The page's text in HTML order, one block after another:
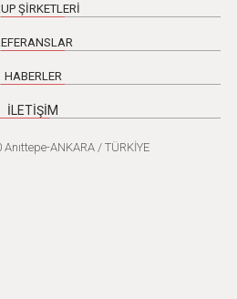
ŞİRKETLERİ
HABERLER
İLETİŞİM
ANKARA / TÜRKİYE